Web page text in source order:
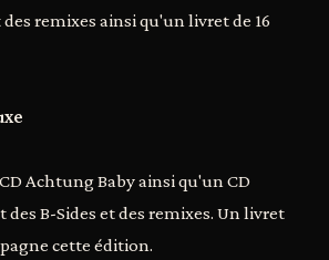
des remixes ainsi qu'un livret de 16
Achtung Baby ainsi qu'un CD
B-Sides et des remixes. Un livret
cette édition.